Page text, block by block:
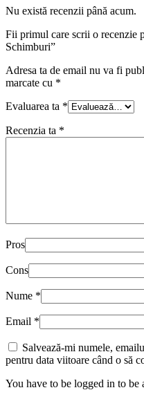
Nu există recenzii până acum.
Fii primul care scrii o recenzie
Schimburi”
Adresa ta de email nu va fi
marcate cu *
Evaluarea ta *
Recenzia ta *
Pros
Cons
Nume *
Email *
Salvează-mi numele,
pentru data viitoare când o să
You have to be logged in to be